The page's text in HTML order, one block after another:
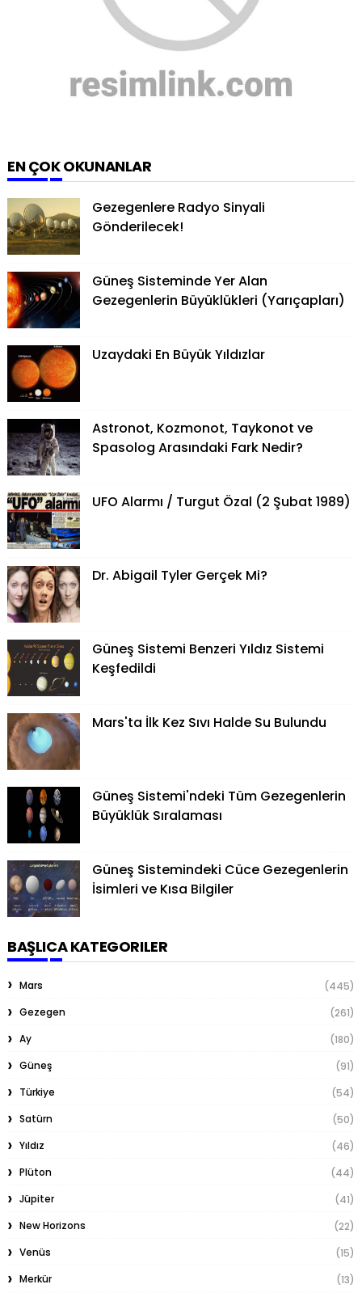
EN ÇOK OKUNANLAR
Gezegenlere Radyo Sinyali
Gönderilecek!
Güneş Sisteminde Yer Alan
Gezegenlerin Büyüklükleri (Yarıçapları)
Uzaydaki En Büyük Yıldızlar
Astronot, Kozmonot, Taykonot ve
Spasolog Arasındaki Fark Nedir?
UFO Alarmı / Turgut Özal (2 Şubat 1989)
Dr. Abigail Tyler Gerçek Mi?
Güneş Sistemi Benzeri Yıldız Sistemi
Keşfedildi
Mars'ta İlk Kez Sıvı Halde Su Bulundu
Güneş Sistemi'ndeki Tüm Gezegenlerin
Büyüklük Sıralaması
Güneş Sistemindeki Cüce Gezegenlerin
İsimleri ve Kısa Bilgiler
BAŞLICA KATEGORILER
Mars
(445)
Gezegen
(261)
Ay
(180)
Güneş
(91)
Türkiye
(54)
Satürn
(50)
Yıldız
(46)
Plüton
(44)
Jüpiter
(41)
New Horizons
(22)
Venüs
(15)
Merkür
(13)